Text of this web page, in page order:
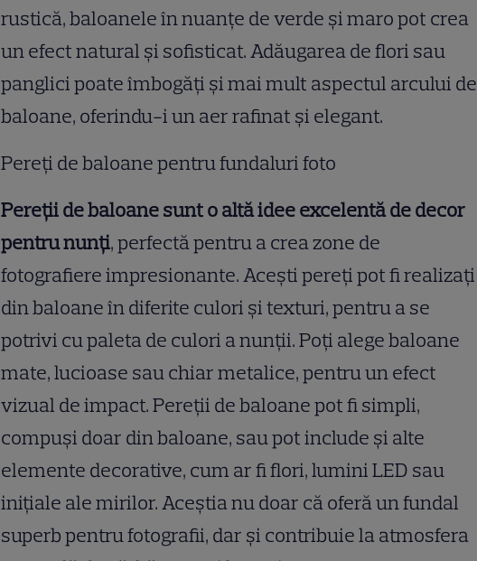
rustică, baloanele în nuanțe de verde și maro pot crea
un efect natural și sofisticat. Adăugarea de flori sau
panglici poate îmbogăți și mai mult aspectul arcului de
baloane, oferindu-i un aer rafinat și elegant.
Pereți de baloane pentru fundaluri foto
Pereții de baloane sunt o altă idee excelentă de decor
pentru nunți, perfectă pentru a crea zone de
fotografiere impresionante. Acești pereți pot fi realizați
din baloane în diferite culori și texturi, pentru a se
potrivi cu paleta de culori a nunții. Poți alege baloane
mate, lucioase sau chiar metalice, pentru un efect
vizual de impact. Pereții de baloane pot fi simpli,
compuși doar din baloane, sau pot include și alte
elemente decorative, cum ar fi flori, lumini LED sau
inițiale ale mirilor. Aceștia nu doar că oferă un fundal
superb pentru fotografii, dar și contribuie la atmosfera